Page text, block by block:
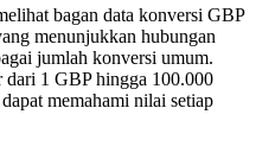
bagan data konversi GBP
menunjukkan hubungan
jumlah konversi umum.
1 GBP hingga 100.000
memahami nilai setiap